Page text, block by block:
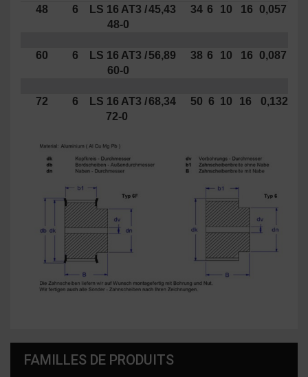
48 6
LS 16 AT3 /
48-0
45,43 34 6 10 16 0,057
60 6
LS 16 AT3 /
60-0
56,89 38 6 10 16 0,087
72 6
LS 16 AT3 /
72-0
68,34 50 6 10 16 0,132
FAMILLES DE PRODUITS